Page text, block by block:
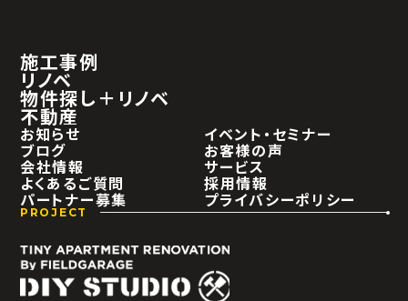
施工事例
リノベ
物件探し＋リノベ
不動産
お知らせ イベント・セミナー
ブログ お客様の声
会社情報 サービス
よくあるご質問 採用情報
パートナー募集 プライバシーポリシー
PROJECT